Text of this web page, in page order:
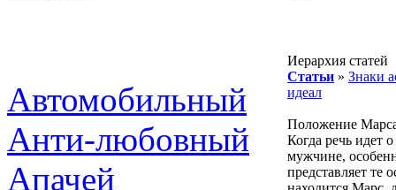
Автомобильный
Анти-любовный
Апачей
Иерархия статей
Статьи » Знаки
идеал
Положение
Когда речь идет
мужчине,
представляет те